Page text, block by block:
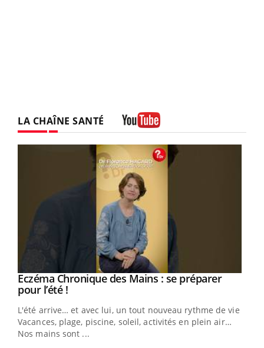
LA CHAÎNE SANTÉ
Youtube
Eczéma Chronique des Mains : se préparer
pour l’été !Youtube
L'été arrive… et avec lui, un tout nouveau rythme de vie !
Vacances, plage, piscine, soleil, activités en plein air…
Nos mains sont ...